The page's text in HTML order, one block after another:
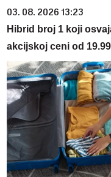
03. 08. 2026 13:23
Hibrid broj 1 koji
akcijskoj ceni od